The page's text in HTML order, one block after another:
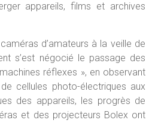
appareils, films et archives
d’amateurs à la veille de
s’est négocié le passage des
réflexes », en observant
cellules photo-électriques aux
des appareils, les progrès de
et des projecteurs Bolex ont